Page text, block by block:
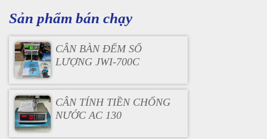
Sản phẩm bán chạy
CÂN BÀN ĐẾM SỐ
LƯỢNG JWI-700C
CÂN TÍNH TIỀN CHỐNG
NƯỚC AC 130